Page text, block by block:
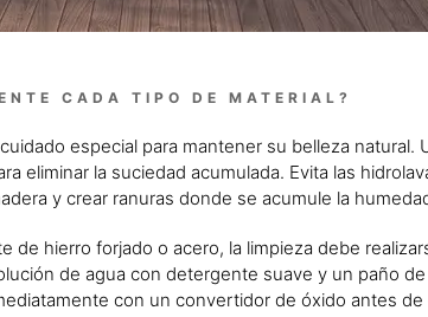
CADA TIPO DE MATERIAL?
especial para mantener su belleza natural.
eliminar la suciedad acumulada. Evita las
y crear ranuras donde se acumule la
de hierro forjado o acero, la limpieza debe
de agua con detergente suave y un paño
con un convertidor de óxido antes